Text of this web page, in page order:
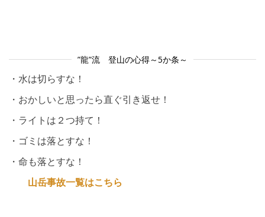
”龍”流 登山の心得～5か条～
・水は切らすな！
・おかしいと思ったら直ぐ引き返せ！
・ライトは２つ持て！
・ゴミは落とすな！
・命も落とすな！
山岳事故一覧はこちら